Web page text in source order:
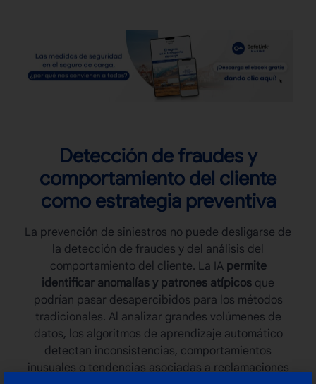
Detección de fraudes y
comportamiento del cliente
como estrategia preventiva
La prevención de siniestros no puede desligarse de
la detección de fraudes y del análisis del
comportamiento del cliente. La IA permite
identificar anomalías y patrones atípicos que
podrían pasar desapercibidos para los métodos
tradicionales. Al analizar grandes volúmenes de
datos, los algoritmos de aprendizaje automático
detectan inconsistencias, comportamientos
inusuales o tendencias asociadas a reclamaciones